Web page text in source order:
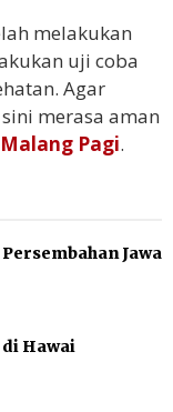
melakukan
uji coba
Agar
merasa aman
Malang Pagi.
Jawa
di Hawai